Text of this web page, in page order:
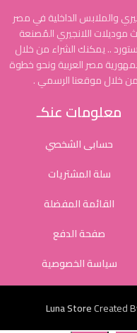
والملابس الداخلية في مصر
أحدث موديلات اللانجيري المُصنعة
.. يمكنك الشراء من خلال
جمهورية مصر العربية ونحو خطوة
من خلال موقعنا الرسمي .
معلومات عنكـ
حسابى الشخصي
سلة المشتريات
القائمة المفضلة
صفحة الدفع
سياسة الخصوصية
Luna StoreCreated